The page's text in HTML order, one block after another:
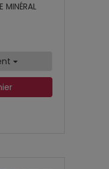
MINÉRAL